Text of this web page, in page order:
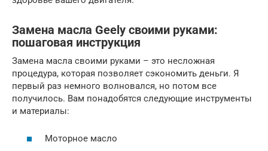
Замена масла Geely своими руками:
пошаговая инструкция
Замена масла своими руками – это несложная
процедура, которая позволяет сэкономить деньги. Я
первый раз немного волновался, но потом все
получилось. Вам понадобятся следующие инструменты
и материалы:
Моторное масло